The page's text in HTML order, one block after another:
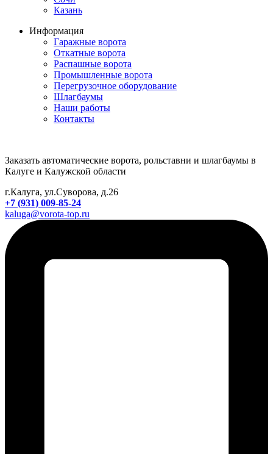
Казань
Информация
Гаражные ворота
Откатные ворота
Распашные ворота
Промышленные ворота
Перегрузочное оборудование
Шлагбаумы
Наши работы
Контакты
Заказать автоматические ворота, рольставни и шлагбаумы в
Калуге и Калужской области
г.Калуга, ул.Суворова, д.26
+7 (931) 009-85-24
kaluga@vorota-top.ru